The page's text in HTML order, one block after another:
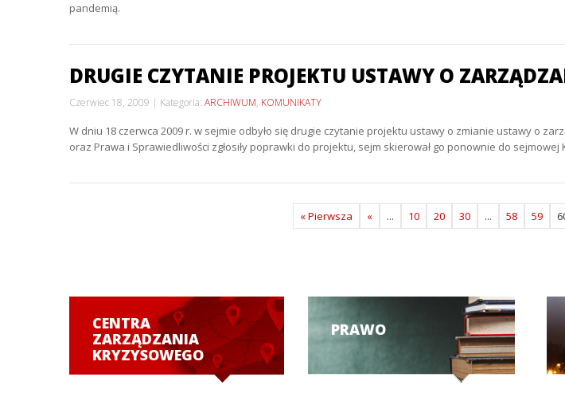
pandemią.
DRUGIE CZYTANIE PROJEKTU USTAWY O
Czerwiec 18, 2009 Kategoria: ARCHIWUM, KOMUNIKATY
W dniu 18 czerwca 2009 r. w sejmie odbyło się drugie czytanie projektu ustawy o zmianie ustawy o
oraz Prawa i Sprawiedliwości zgłosiły poprawki do projektu, sejm skierował go ponownie do
« Pierwsza « ... 10 20 30 ... 58 59
CENTRA
ZARZĄDZANIA
KRYZYSOWEGO
PRAWO